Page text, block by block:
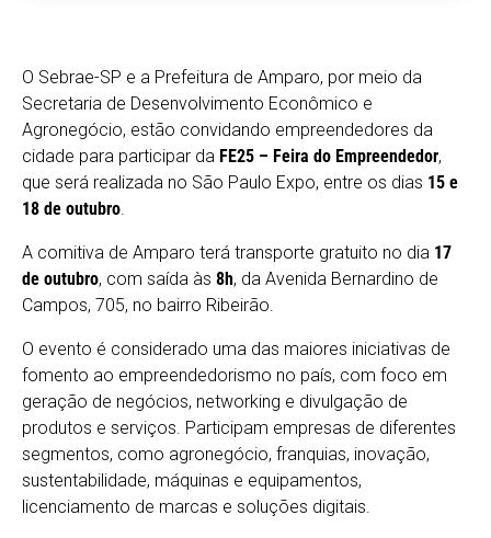
O Sebrae-SP e a Prefeitura de Amparo, por meio da
Secretaria de Desenvolvimento Econômico e
Agronegócio, estão convidando empreendedores da
cidade para participar da FE25 – Feira do Empreendedor,
que será realizada no São Paulo Expo, entre os dias 15 e
18 de outubro
A comitiva de Amparo terá transporte gratuito no dia 17
de outubro, com saída às 8h, da Avenida Bernardino de
Campos, 705, no bairro Ribeirão.
O evento é considerado uma das maiores iniciativas de
fomento ao empreendedorismo no país, com foco em
geração de negócios, networking e divulgação de
produtos e serviços. Participam empresas de diferentes
segmentos, como agronegócio, franquias, inovação,
sustentabilidade, máquinas e equipamentos,
licenciamento de marcas e soluções digitais.